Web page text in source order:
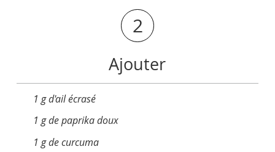
2
Ajouter
1 g d'ail écrasé
1 g de paprika doux
1 g de curcuma